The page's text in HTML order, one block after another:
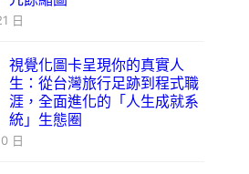
日
視覺化圖卡呈現你的真實人
生：從台灣旅行足跡到程式職
涯，全面進化的「人生成就系
統」生態圈
日